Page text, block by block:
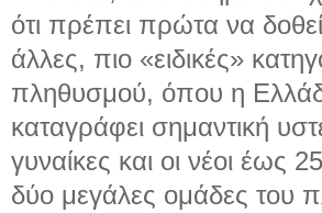
ότι πρέπει πρώτα να
άλλες, πιο «ειδικές»
πληθυσμού, όπου η
καταγράφει σημαντική
γυναίκες και οι νέοι έως
δύο μεγάλες ομάδες του